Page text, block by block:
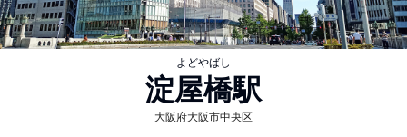
よどやばし
淀屋橋駅
大阪府大阪市中央区